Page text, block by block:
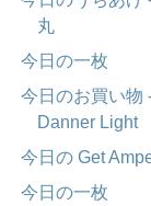
丸
今日の一枚
今日のお買い物
Danner Light
今日の Get
今日の一枚